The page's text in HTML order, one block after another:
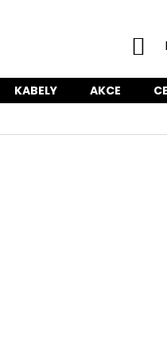
KABELY AKCE